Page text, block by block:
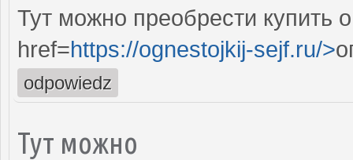
Тут можно преобрести купить
href=https://ognestojkij-sejf.ru/>
odpowiedz
Тут можно